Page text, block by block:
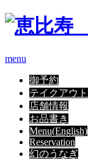
menu
御予約
テイクアウト
店舗情報
お品書き
Menu(English)
Reservation
幻のうなぎ